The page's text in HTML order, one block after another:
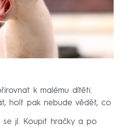
k malému dítěti.
holt pak nebude vědět, co
se jí. Koupit hračky a po